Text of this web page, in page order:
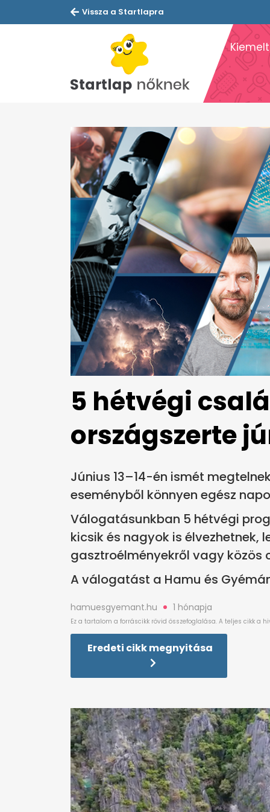
Vissza a Startlapra
Kiemelt
5 hétvégi
országszerte
Június 13–14-én ismét
eseményből könnyen egész
Válogatásunkban 5 hétvégi
kicsik és nagyok is élvezhetnek,
gasztroélményekről vagy közös
A válogatást a Hamu és
hamuesgyemant.hu 1 hónapja
Eredeti cikk megnyitása